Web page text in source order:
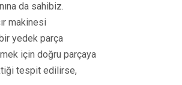
da sahibiz.
makinesi
yedek parça
için doğru parçaya
tespit edilirse,